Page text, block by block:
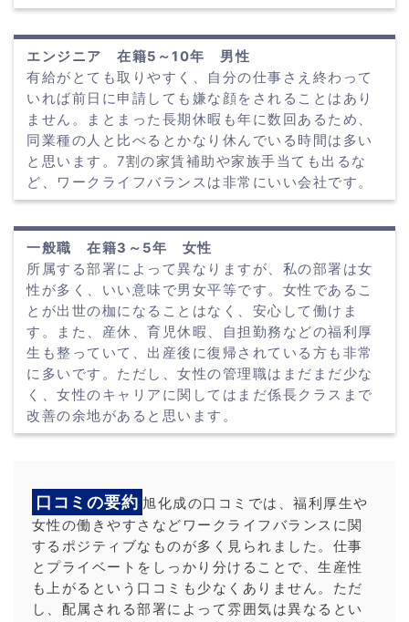
エンジニア 在籍5～10年 男性
有給がとても取りやすく、自分の仕事さえ終わって
いれば前日に申請しても嫌な顔をされることはあり
ません。まとまった長期休暇も年に数回あるため、
同業種の人と比べるとかなり休んでいる時間は多い
と思います。7割の家賃補助や家族手当ても出るな
ど、ワークライフバランスは非常にいい会社です。
一般職 在籍3～5年 女性
所属する部署によって異なりますが、私の部署は女
性が多く、いい意味で男女平等です。女性であるこ
とが出世の枷になることはなく、安心して働けま
す。また、産休、育児休暇、自担勤務などの福利厚
生も整っていて、出産後に復帰されている方も非常
に多いです。ただし、女性の管理職はまだまだ少な
く、女性のキャリアに関してはまだ係長クラスまで
改善の余地があると思います。
口コミの要約 旭化成の口コミでは、福利厚生や
女性の働きやすさなどワークライフバランスに関
するポジティブなものが多く見られました。仕事
とプライベートをしっかり分けることで、生産性
も上がるという口コミも少なくありません。ただ
し、配属される部署によって雰囲気は異なるとい